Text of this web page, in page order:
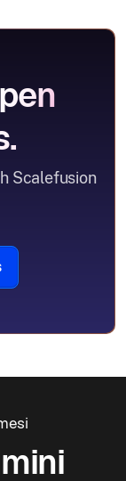
Scalefusion